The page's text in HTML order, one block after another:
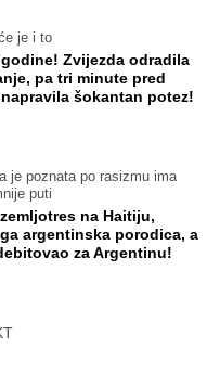
je i to
Zvijezda odradila
pa tri minute pred
šokantan potez!
je poznata po rasizmu ima
puti
na Haitiju,
argentinska porodica, a
za Argentinu!